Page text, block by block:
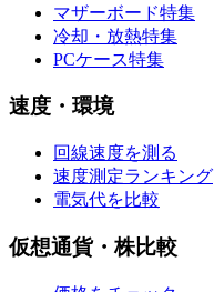
マザーボード特集
冷却・放熱特集
PCケース特集
速度・環境
回線速度を測る
速度測定ランキング
電気代を比較
仮想通貨・株比較